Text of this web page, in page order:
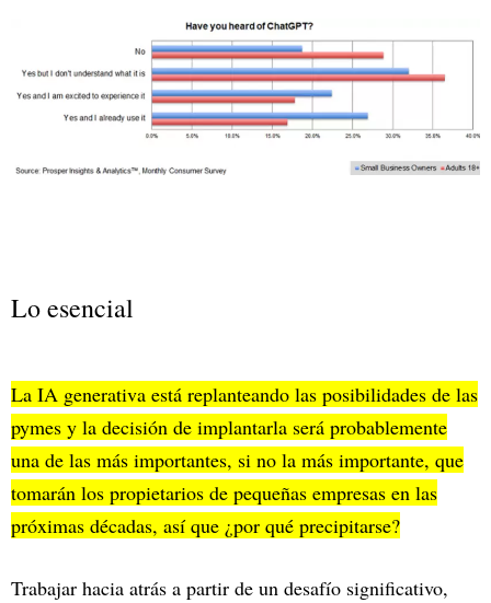
Lo esencial
La IA generativa está replanteando las posibilidades de las
pymes y la decisión de implantarla será probablemente
una de las más importantes, si no la más importante, que
tomarán los propietarios de pequeñas empresas en las
próximas décadas, así que ¿por qué precipitarse?
Trabajar hacia atrás a partir de un desafío significativo,